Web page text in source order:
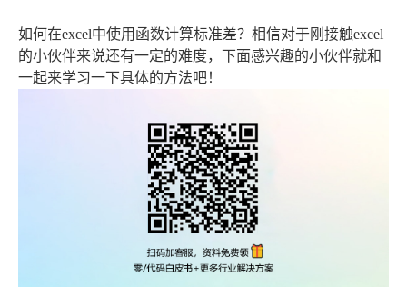
如何在excel中使用函数计算标准差？相信对于刚接触excel
的小伙伴来说还有一定的难度，下面感兴趣的小伙伴就和
一起来学习一下具体的方法吧！